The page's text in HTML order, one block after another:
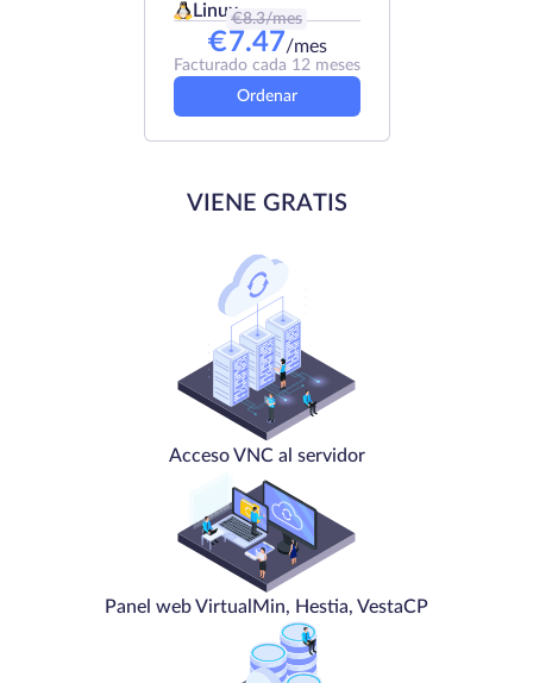
Linux€8.3/mes
€7.47/mes
Facturado cada 12 meses
Ordenar
VIENE GRATIS
Acceso VNC al servidor
Panel web VirtualMin, Hestia, VestaCP